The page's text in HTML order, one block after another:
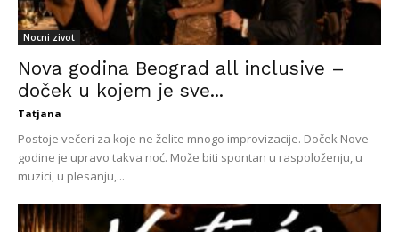
Nocni zivot
Nova godina Beograd all inclusive –
doček u kojem je sve...
Tatjana
Postoje večeri za koje ne želite mnogo improvizacije. Doček Nove
godine je upravo takva noć. Može biti spontan u raspoloženju, u
muzici, u plesanju,...